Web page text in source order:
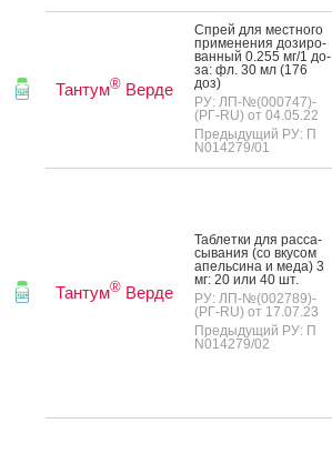
Тантум® Верде
Спрей для мес­тно­го
при­мене­ния до­зиро­
ван­ный 0.255 мг/1 до­
за: фл. 30 мл (176
доз)
РУ: ЛП-№(000747)-
(РГ-RU) от 04.05.22
Предыдущий РУ: П
N014279/01
Тантум® Верде
Таб­летки для рас­са­
сыва­ния (со вку­сом
апель­си­на и ме­да) 3
мг: 20 или 40 шт.
РУ: ЛП-№(002789)-
(РГ-RU) от 17.07.23
Предыдущий РУ: П
N014279/02